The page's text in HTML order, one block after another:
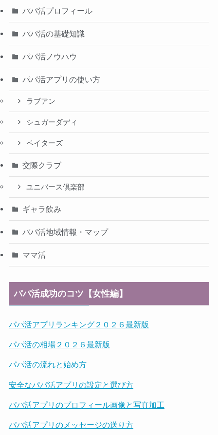
パパ活プロフィール
パパ活の基礎知識
パパ活ノウハウ
パパ活アプリの使い方
ラブアン
シュガーダディ
ペイターズ
交際クラブ
ユニバース倶楽部
ギャラ飲み
パパ活地域情報・マップ
ママ活
パパ活成功のコツ【女性編】
パパ活アプリランキング２０２６最新版
パパ活の相場２０２６最新版
パパ活の流れと始め方
安全なパパ活アプリの設定と選び方
パパ活アプリのプロフィール画像と写真加工
パパ活アプリのメッセージの送り方